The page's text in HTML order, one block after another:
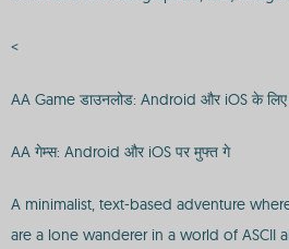
<
AA Game डाउनलोड: Android और iOS के लिए
AA गेम्स: Android और iOS पर मुफ्त गे
A minimalist, text-based adventure
are a lone wanderer in a world of ASCII